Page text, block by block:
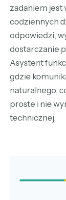
zadaniem jest
codziennych
odpowiedzi,
dostarczanie
Asystent
gdzie
naturalnego,
proste i nie
technicznej.